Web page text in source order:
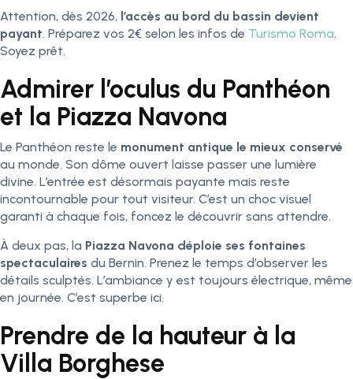
Attention, dès 2026, l’accès au bord du bassin devient
payant. Préparez vos 2€ selon les infos de Turismo Roma.
Soyez prêt.
Admirer l’oculus du Panthéon
et la Piazza Navona
Le Panthéon reste le monument antique le mieux conservé
au monde. Son dôme ouvert laisse passer une lumière
divine. L’entrée est désormais payante mais reste
incontournable pour tout visiteur. C’est un choc visuel
garanti à chaque fois, foncez le découvrir sans attendre.
À deux pas, la Piazza Navona déploie ses fontaines
spectaculaires du Bernin. Prenez le temps d’observer les
détails sculptés. L’ambiance y est toujours électrique, même
en journée. C’est superbe ici.
Prendre de la hauteur à la
Villa Borghese